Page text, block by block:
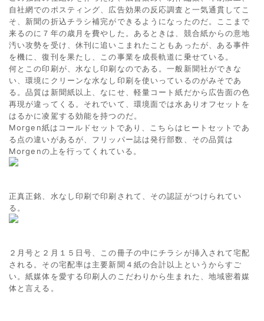
自社網でのポスティング、広告効果の反応調査と一気通貫してこ
そ、新聞の折込チラシ補完ができるようになったのだ。ここまで
来るのに７年の歳月を費やした。あるときは、競合紙からの意地
汚い攻勢を受け、休刊に追いこまれたこともあったが、ある事件
を機に、復刊を果たし、この事業を成長軌道に乗せている。
何とこの印刷が、水なし印刷なのである。一般新聞社ができな
い、環境にクリーンな水なし印刷を使いっているのがみそであ
る。品質は新聞紙以上、なにせ、軽量コート紙だから広告面の色
再現が違ってくる。それでいて、環境面では水ありオフセットを
はるかに凌駕する効能を持つのだ。
Morgen紙はコールドセットであり、こちらはヒートセットであ
る点の違いがあるが、フリッパー誌は発行部数、その品質は
Morgenの上を行ってくれている。
正真正銘、水なし印刷で印刷されて、その認証がつけられてい
る。
２月号と２月１５日号、この冊子の中にチラシが挿入されて宅配
される。その宅配率は主要新聞４紙の合計以上というからすご
い。紙媒体を愛する印刷人のこだわりから生まれた、地域密着媒
体と言える。